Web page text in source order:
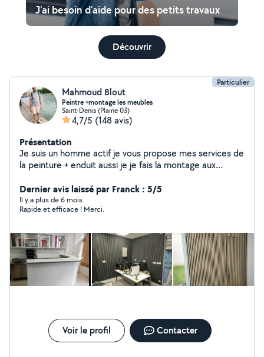
J'ai besoin d'aide pour des petits travaux
Découvrir
Particulier
Mahmoud Blout
Peintre +montage les meubles
Saint-Denis (Plaine 03)
4,7/5 (148 avis)
Présentation
Je suis un homme actif je vous propose mes services de
la peinture + enduit aussi je je fais la montage aux
pour lui poser le carrelage et aussi parquet. N'hésitez
pas à me contacter.
Dernier avis laissé par Franck : 5/5
Il y a plus de 6 mois
Rapide et efficace ! Merci.
Voir le profil Contacter